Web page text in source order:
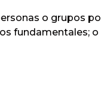
o grupos
fundamentales;